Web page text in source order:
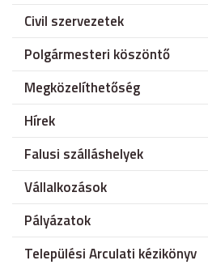
Civil szervezetek
Polgármesteri köszöntő
Megközelíthetőség
Hírek
Falusi szálláshelyek
Vállalkozások
Pályázatok
Települési Arculati kézikönyv